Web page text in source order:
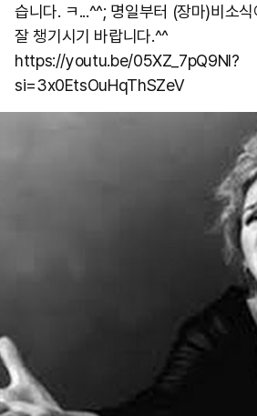
습니다. ㅋ...^^; 명일부터 (장마)비소
잘 챙기시기 바랍니다.^^
https://youtu.be/05XZ_7pQ9NI?
si=3x0EtsOuHqThSZeV